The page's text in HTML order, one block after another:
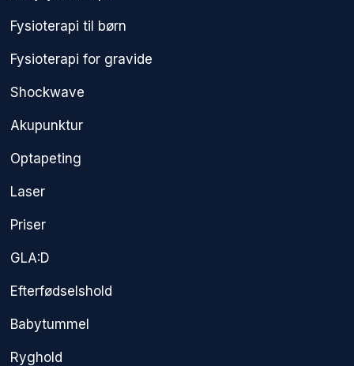
Fysioterapi til børn
Fysioterapi for gravide
Shockwave
Akupunktur
Optapeting
Laser
Priser
GLA:D
Efterfødselshold
Babytummel
Ryghold